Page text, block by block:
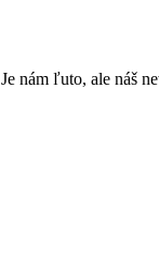
Je nám ľuto, ale náš